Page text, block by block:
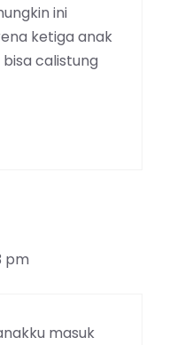
ini
ketiga anak
calistung
pm
masuk